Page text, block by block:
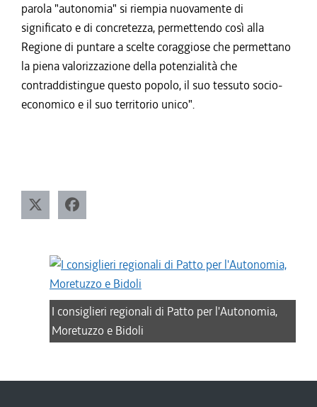
parola "autonomia" si riempia nuovamente di
significato e di concretezza, permettendo così alla
Regione di puntare a scelte coraggiose che permettano
la piena valorizzazione della potenzialità che
contraddistingue questo popolo, il suo tessuto socio-
economico e il suo territorio unico".
I consiglieri regionali di Patto per l'Autonomia,
Moretuzzo e Bidoli